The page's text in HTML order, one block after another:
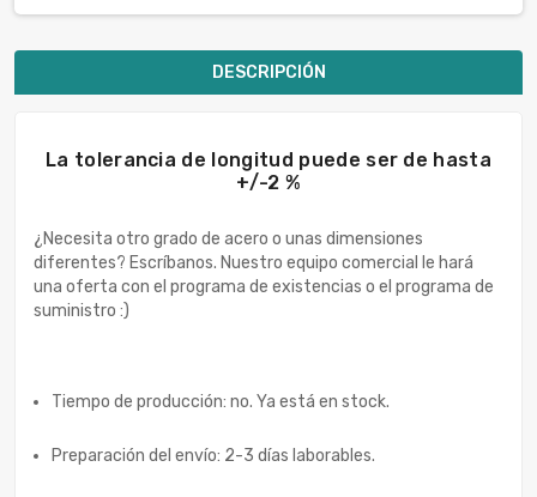
DESCRIPCIÓN
La tolerancia de longitud puede ser de hasta
+/-2 %
¿Necesita otro grado de acero o unas dimensiones
diferentes? Escríbanos. Nuestro equipo comercial le hará
una oferta con el programa de existencias o el programa de
suministro :)
Tiempo de producción: no. Ya está en stock.
Preparación del envío: 2-3 días laborables.